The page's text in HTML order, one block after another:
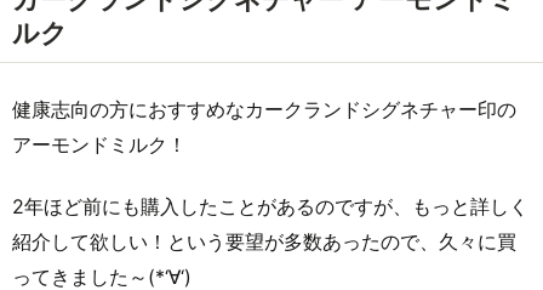
ルク
健康志向の方におすすめなカークランドシグネチャー印の
アーモンドミルク！
2年ほど前にも購入したことがあるのですが、もっと詳しく
紹介して欲しい！という要望が多数あったので、久々に買
ってきました～(*‘∀‘)